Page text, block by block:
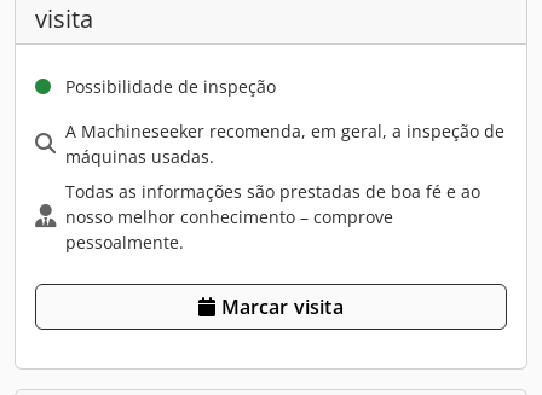
visita
Possibilidade de inspeção
A Machineseeker recomenda, em geral, a inspeção de
máquinas usadas.
Todas as informações são prestadas de boa fé e ao
nosso melhor conhecimento – comprove
pessoalmente.
Marcar visita